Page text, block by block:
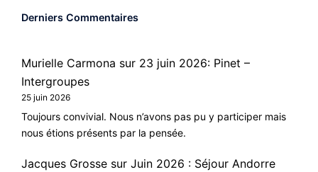
Derniers Commentaires
Murielle Carmona sur 23 juin 2026: Pinet –
Intergroupes
25 juin 2026
Toujours convivial. Nous n’avons pas pu y participer mais
nous étions présents par la pensée.
Jacques Grosse sur Juin 2026 : Séjour Andorre